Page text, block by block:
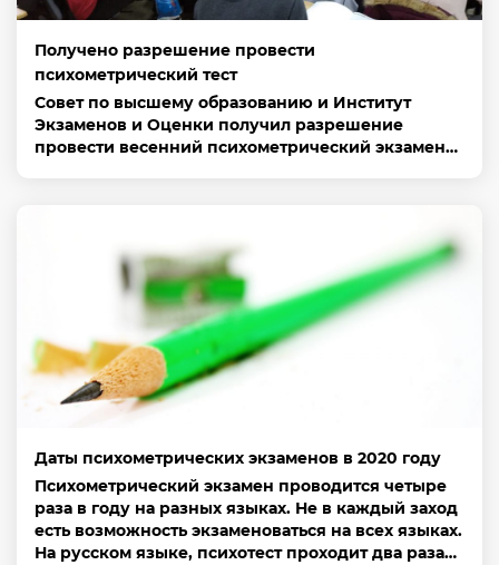
Получено разрешение провести
психометрический тест
Совет по высшему образованию и Институт
Экзаменов и Оценки получил разрешение
провести весенний психометрический экзамен…
Даты психометрических экзаменов в 2020 году
Психометрический экзамен проводится четыре
раза в году на разных языках. Не в каждый заход
есть возможность экзаменоваться на всех языках.
На русском языке, психотест проходит два раза…